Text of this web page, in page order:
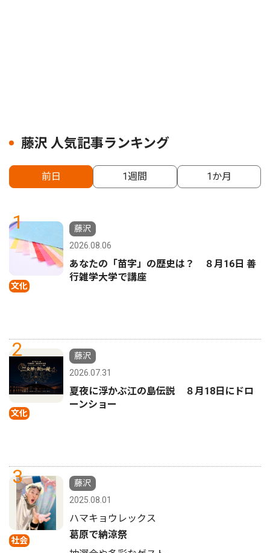
藤沢 人気記事ランキング
前日 1週間 1か月
1
文化
藤沢
2026.08.06
あなたの「苗字」の歴史は？ ８月16日 善
行雑学大学で講座
2
文化
藤沢
2026.07.31
夏夜に浮かぶ江の島伝説 ８月18日にドロ
ーンショー
3
社会
藤沢
2025.08.01
ハマキョウレックス
葛原で納涼祭